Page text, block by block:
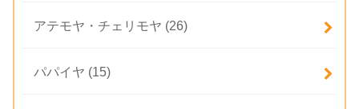
アテモヤ・チェリモヤ (26)
パパイヤ (15)